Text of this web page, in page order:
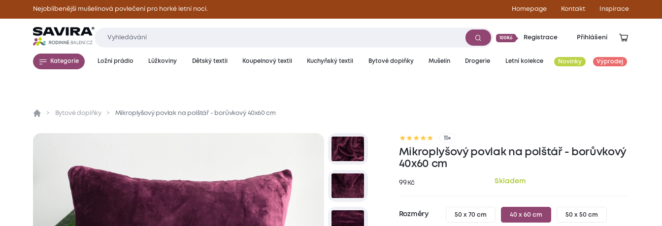
Nejoblíbenější mušelínová povlečení pro horké letní noci. Homepage Kontakt Inspirace
100Kč Registrace Přihlášení
Kategorie Ložní prádlo Lůžkoviny Dětský textil Koupelnový textil Kuchyňský textil Bytové doplňky Mušelín Drogerie Letní kolekce Novinky Výprodej
Přehled Parametry Popis produktu Materiál a péče
Bytové doplňky Mikroplyšový povlak na polštář - borůvkový 40x60 cm
11×
Mikroplyšový povlak na polštář - borůvkový
40x60 cm
99 Kč Skladem
Rozměry 50 x 70 cm 40 x 60 cm 50 x 50 cm